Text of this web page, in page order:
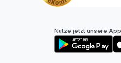
Nutze jetzt unsere App